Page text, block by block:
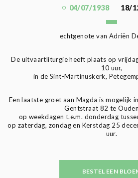
04/07/1938 18/
echtgenote van Adriën
De uitvaartliturgie heeft plaats op
10 uur,
in de Sint-Martinuskerk,
Een laatste groet aan Magda is mogelijk
Gentstraat 82 te
op weekdagen t.e.m. donderdag
op zaterdag, zondag en Kerstdag 25
uur.
BESTEL EEN